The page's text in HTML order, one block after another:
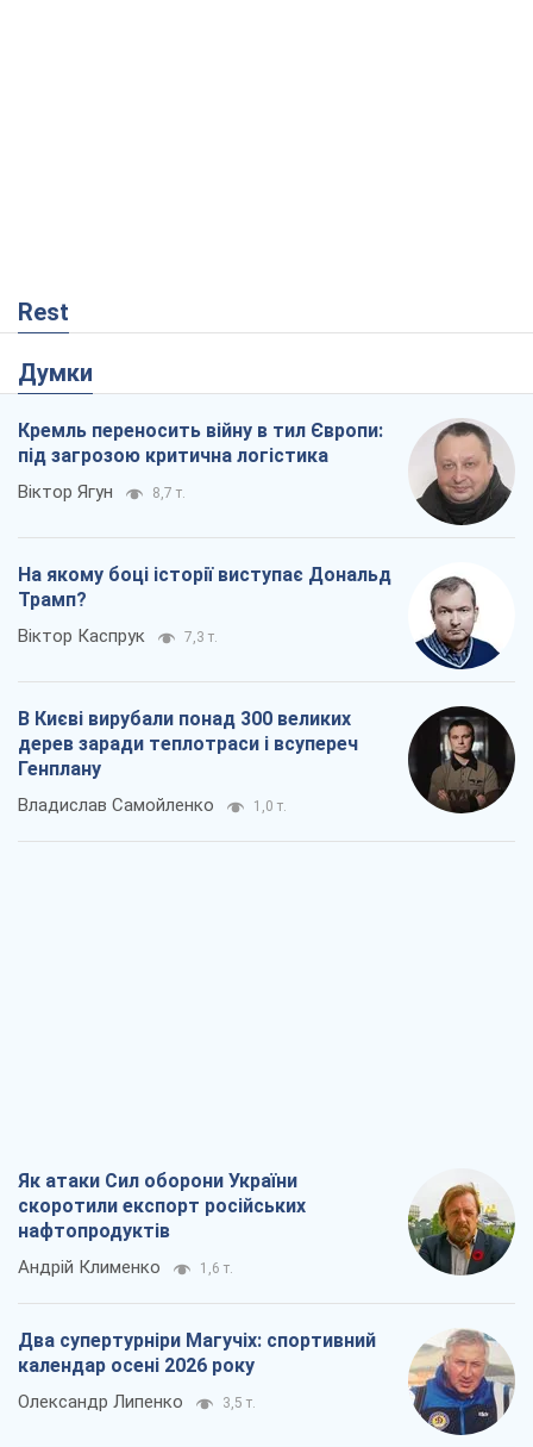
Rest
Думки
Кремль переносить війну в тил Європи:
під загрозою критична логістика
Віктор Ягун 8,7 т.
На якому боці історії виступає Дональд
Трамп?
Віктор Каспрук 7,3 т.
В Києві вирубали понад 300 великих
дерев заради теплотраси і всупереч
Генплану
Владислав Самойленко 1,0 т.
Як атаки Сил оборони України
скоротили експорт російських
нафтопродуктів
Андрій Клименко 1,6 т.
Два супертурніри Магучіх: спортивний
календар осені 2026 року
Олександр Липенко 3,5 т.